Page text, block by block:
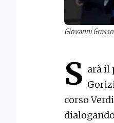
Giovanni
S arà il
corso